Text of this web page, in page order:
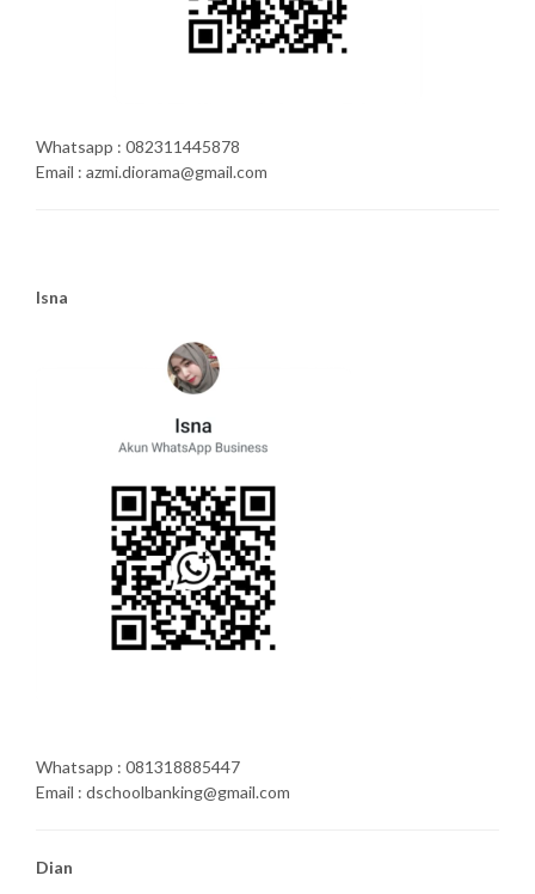
Whatsapp : 082311445878
Email : azmi.diorama@gmail.com
Isna
Whatsapp : 081318885447
Email : dschoolbanking@gmail.com
Dian